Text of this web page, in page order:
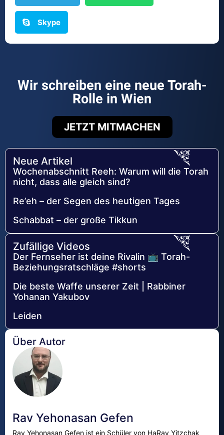
Skype
Wir schreiben eine neue Torah-
Rolle in Wien
JETZT MITMACHEN
Neue Artikel
Wochenabschnitt Reeh: Warum will die Torah
nicht, dass alle gleich sind?
Re’eh – der Segen des heutigen Tages
Schabbat – der große Tikkun
Zufällige Videos
Der Fernseher ist deine Rivalin 📺 Torah-
Beziehungsratschläge #shorts
Die beste Waffe unserer Zeit | Rabbiner
Yohanan Yakubov
Leiden
Über Autor
Rav Yehonasan Gefen
Rav Yehonasan Gefen ist ein Schüler von HaRav Yitzchak